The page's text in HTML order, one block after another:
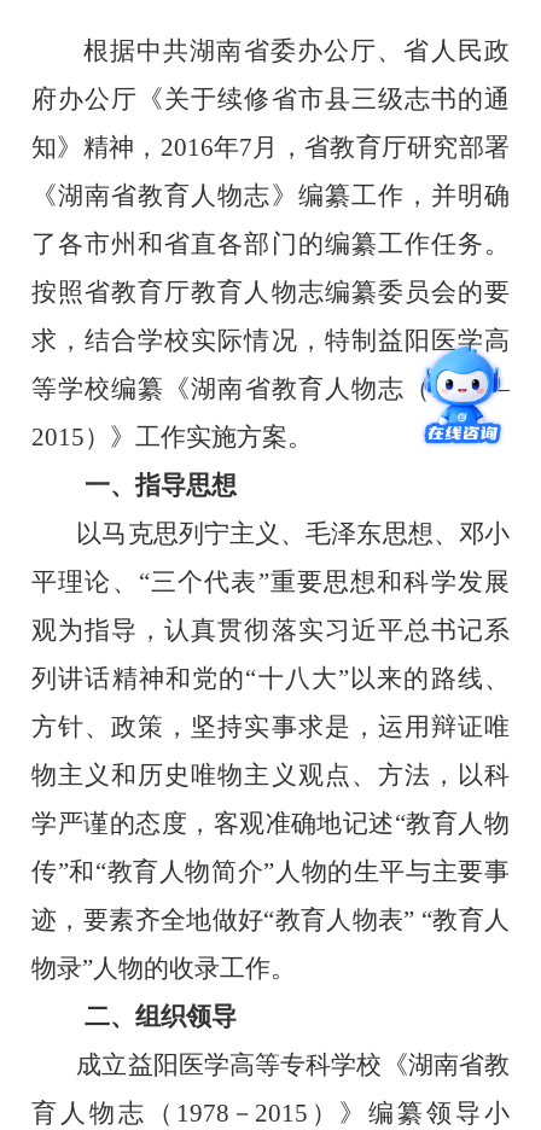
根据中共湖南省委办公厅、省人民政
府办公厅《关于续修省市县三级志书的通
知》精神， 2016年7 月，省教育厅研究部署
《湖南省教育人物志》编纂工作，并明确
了各市州和省直各部门的编纂工作任务。
按照省教育厅教育人物志编纂委员会的要
求，结合学校实际情况，特制益阳医学高
等学校编纂《湖南省教育人物志（1978—
2015）》工作实施方案。
一、指导思想
以马克思列宁主义、毛泽东思想、邓小
平理论、“三个代表”重要思想和科学发展
观为指导，认真贯彻落实习近平总书记系
列讲话精神和党的“十八大”以来的路线、
方针、政策，坚持实事求是，运用辩证唯
物主义和历史唯物主义观点、方法，以科
学严谨的态度，客观准确地记述“教育人物
传”和“教育人物简介”人物的生平与主要事
迹，要素齐全地做好“教育人物表” “教育人
物录”人物的收录工作。
二、组织领导
成立益阳医学高等专科学校《湖南省教
育人物志（ 1978 － 2015 ）》编纂领导小